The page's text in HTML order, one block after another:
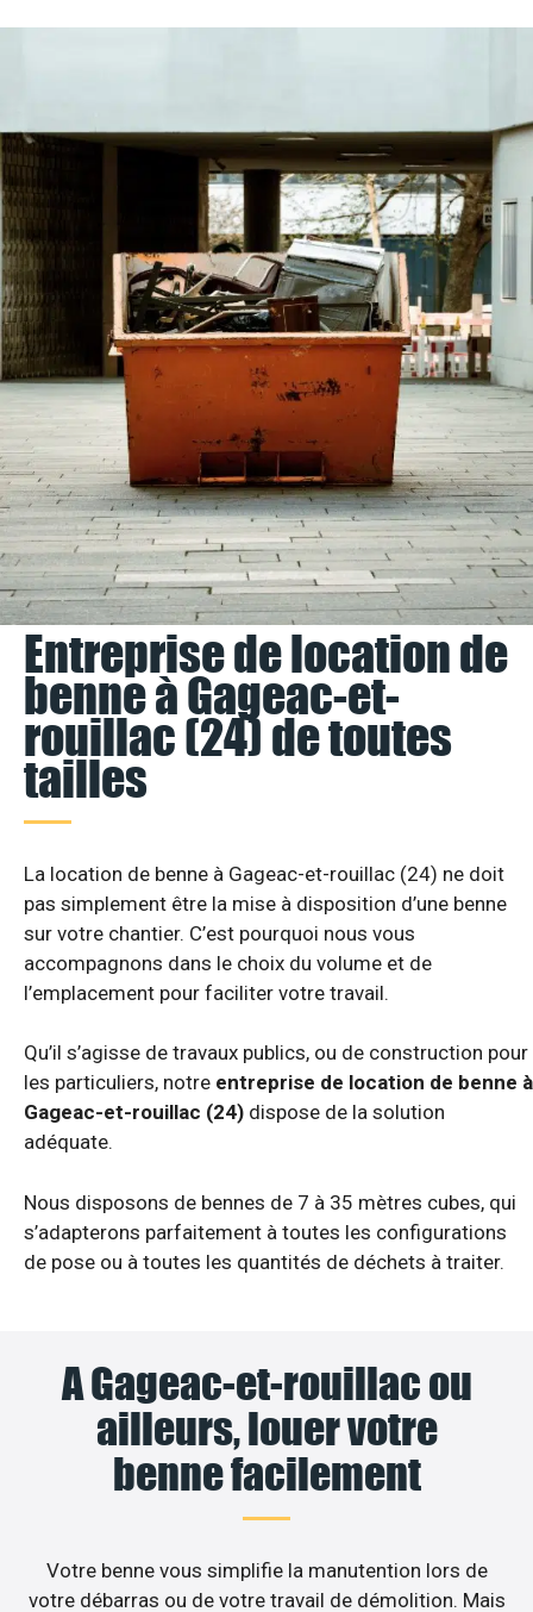
Entreprise de location de
benne à Gageac-et-
rouillac (24) de toutes
tailles
La location de benne à Gageac-et-rouillac (24) ne doit
pas simplement être la mise à disposition d’une benne
sur votre chantier. C’est pourquoi nous vous
accompagnons dans le choix du volume et de
l’emplacement pour faciliter votre travail.
Qu’il s’agisse de travaux publics, ou de construction pour
les particuliers, notre entreprise de location de benne à
Gageac-et-rouillac (24) dispose de la solution
adéquate.
Nous disposons de bennes de 7 à 35 mètres cubes, qui
s’adapterons parfaitement à toutes les configurations
de pose ou à toutes les quantités de déchets à traiter.
A Gageac-et-rouillac ou
ailleurs, louer votre
benne facilement
Votre benne vous simplifie la manutention lors de
votre débarras ou de votre travail de démolition. Mais